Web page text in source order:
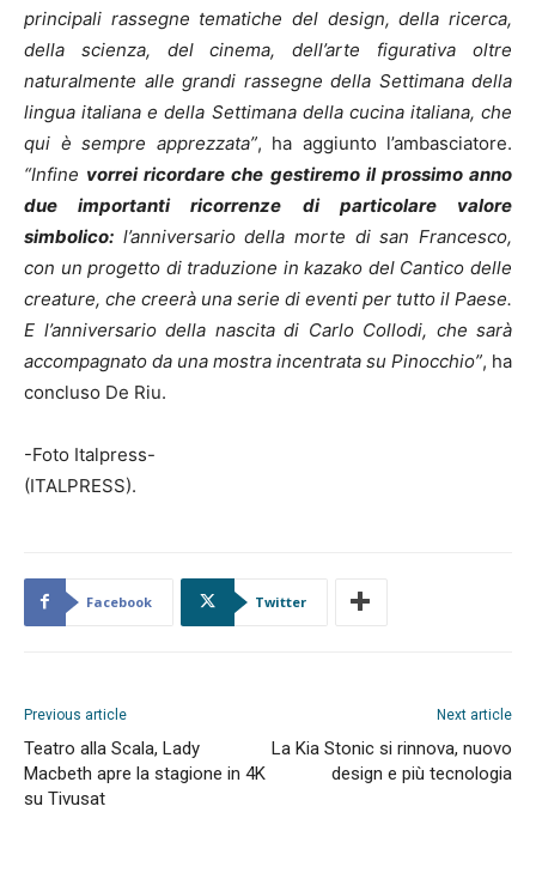
principali rassegne tematiche del design, della ricerca,
della scienza, del cinema, dell’arte figurativa oltre
naturalmente alle grandi rassegne della Settimana della
lingua italiana e della Settimana della cucina italiana, che
qui è sempre apprezzata”, ha aggiunto l’ambasciatore.
“Infine vorrei ricordare che gestiremo il prossimo anno
due importanti ricorrenze di particolare valore
simbolico: l’anniversario della morte di san Francesco,
con un progetto di traduzione in kazako del Cantico delle
creature, che creerà una serie di eventi per tutto il Paese.
E l’anniversario della nascita di Carlo Collodi, che sarà
accompagnato da una mostra incentrata su Pinocchio”, ha
concluso De Riu.
-Foto Italpress-
(ITALPRESS).
Facebook Twitter
Previous article
Teatro alla Scala, Lady
Macbeth apre la stagione in 4K
su Tivusat
Next article
La Kia Stonic si rinnova, nuovo
design e più tecnologia